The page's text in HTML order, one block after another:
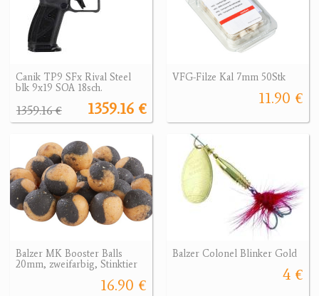
Canik TP9 SFx Rival Steel
blk 9x19 SOA 18sch.
1359.16 €
1359.16 €
VFG-Filze Kal 7mm 50Stk
11.90 €
Balzer MK Booster Balls
20mm, zweifarbig, Stinktier
16.90 €
Balzer Colonel Blinker Gold
4 €